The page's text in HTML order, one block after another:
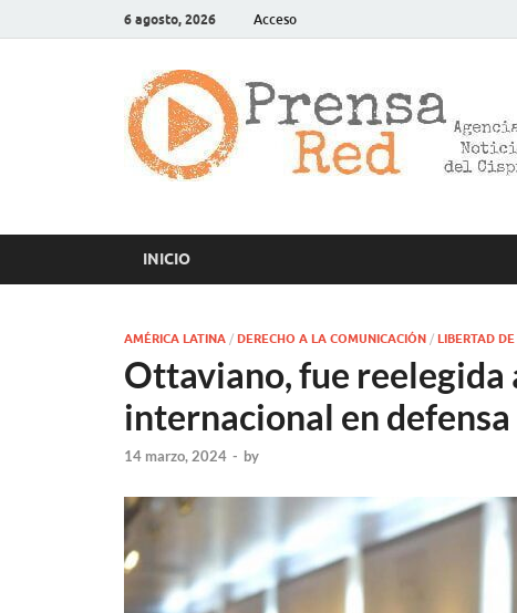
6 agosto, 2026 Acceso
INICIO
AMÉRICA LATINA / DERECHO A LA COMUNICACIÓN / LIBERTAD
Ottaviano, fue reelegida
internacional en
14 marzo, 2024 - by